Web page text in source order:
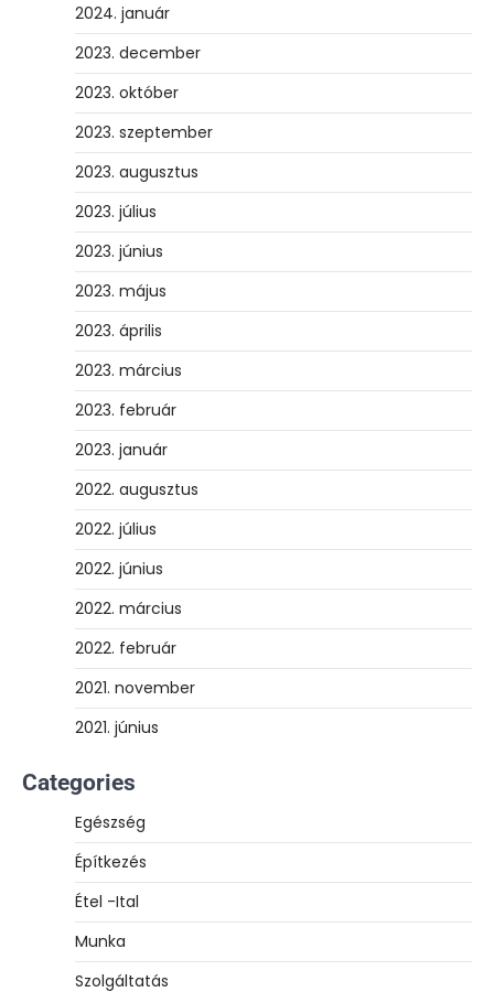
2024. január
2023. december
2023. október
2023. szeptember
2023. augusztus
2023. július
2023. június
2023. május
2023. április
2023. március
2023. február
2023. január
2022. augusztus
2022. július
2022. június
2022. március
2022. február
2021. november
2021. június
Categories
Egészség
Építkezés
Étel -Ital
Munka
Szolgáltatás